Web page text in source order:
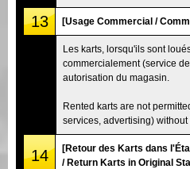
13 [Usage Commercial /
Les karts, lorsqu'ils sont
commercialement (service
autorisation du magasin.
Rented karts are not
services, advertising) without
14
[Retour des Karts dans
/ Return Karts in Original